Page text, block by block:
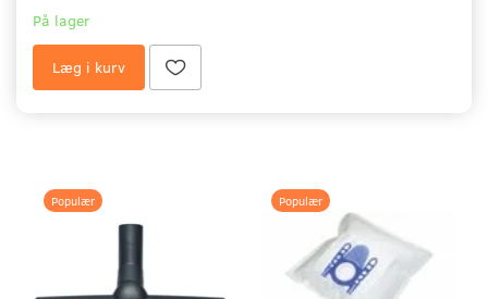
På lager
Læg i kurv
Populær Populær